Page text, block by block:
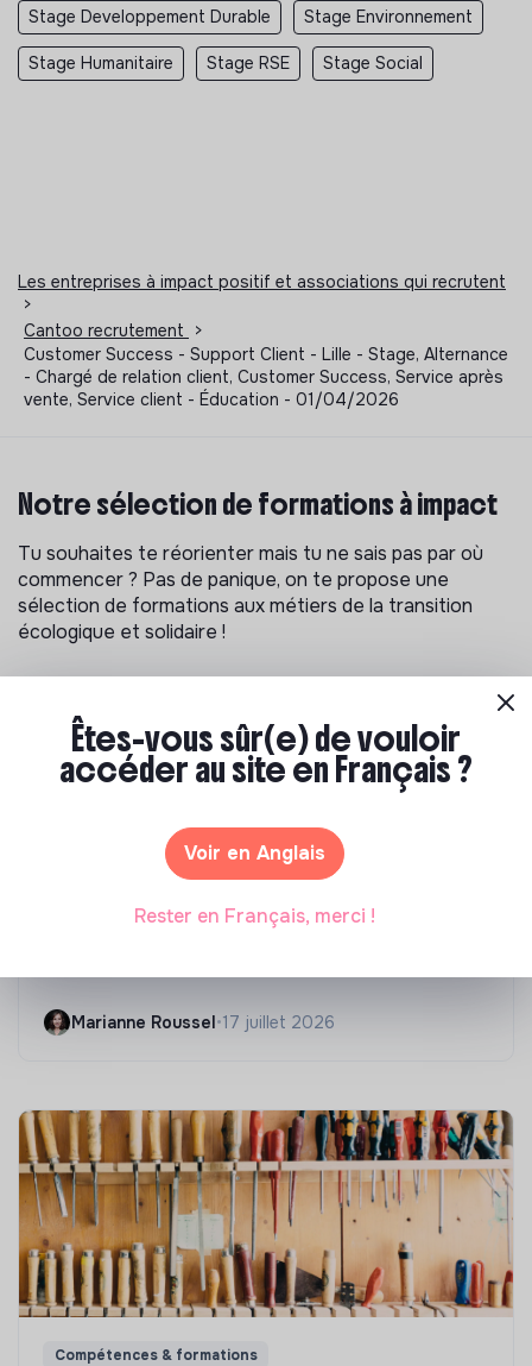
Stage Developpement Durable Stage Environnement
Stage Humanitaire Stage RSE Stage Social
Les entreprises à impact positif et associations qui recrutent
>
Cantoo recrutement
>
Customer Success - Support Client - Lille - Stage, Alternance
- Chargé de relation client, Customer Success, Service après
vente, Service client - Éducation - 01/04/2026
Notre sélection de formations à impact
Tu souhaites te réorienter mais tu ne sais pas par où
commencer ? Pas de panique, on te propose une
sélection de formations aux métiers de la transition
écologique et solidaire !
Les 25 meilleures formations RSE en 2026
Marianne Roussel•17 juillet 2026
Compétences & formations
Êtes-vous sûr(e) de vouloir
accéder au site en Français ?
Voir en Anglais
Rester en Français, merci !